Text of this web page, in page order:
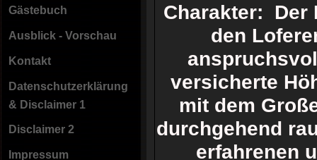
Gästebuch
Ausblick - Vorschau
Kontakt
Datenschutzerklärung
& Disclaimer 1
Disclaimer 2
Impressum
Charakter: Der
den
versicherte
mit dem
durchgehend
erfahrenen